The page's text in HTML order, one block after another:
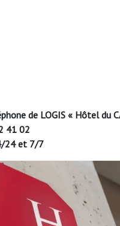
de LOGIS « Hôtel du
41 02
24 et 7/7